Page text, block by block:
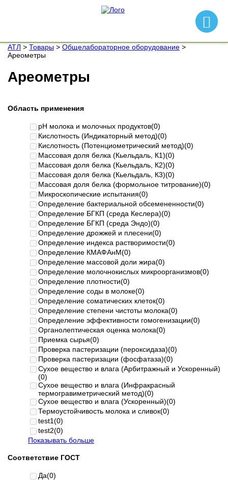
АТЛ > Товары > Общелабораторное оборудование >
Ареометры
Ареометры
Область применения
pH молока и молочных продуктов(0)
Кислотность (Индикаторный метод)(0)
Кислотность (Потенциометрический метод)(0)
Массовая доля белка (Кьельдаль, К1)(0)
Массовая доля белка (Кьельдаль, К2)(0)
Массовая доля белка (Кьельдаль, К3)(0)
Массовая доля белка (формольное титрование)(0)
Микроскопические испытания(0)
Определение бактериальной обсемененности(0)
Определение БГКП (среда Кеслера)(0)
Определение БГКП (среда Эндо)(0)
Определение дрожжей и плесени(0)
Определение индекса растворимости(0)
Определение КМАФАнМ(0)
Определение массовой доли жира(0)
Определение молочнокислых микроорганизмов(0)
Определение плотности(0)
Определение соды в молоке(0)
Определение соматических клеток(0)
Определение степени чистоты молока(0)
Определение эффективности гомогенизации(0)
Органолептическая оценка молока(0)
Приемка сырья(0)
Проверка пастеризации (пероксидаза)(0)
Проверка пастеризации (фосфатаза)(0)
Сухое вещество и влага (Арбитражный и Ускоренный)
(0)
Сухое вещество и влага (Инфракрасный
термогравиметрический метод)(0)
Сухое вещество и влага (Ускоренный)(0)
Термоустойчивость молока и сливок(0)
test1(0)
test2(0)
Показывать больше
Соответствие ГОСТ
Да(0)